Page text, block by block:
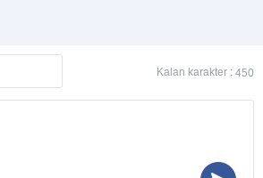
Kalan karakter : 450